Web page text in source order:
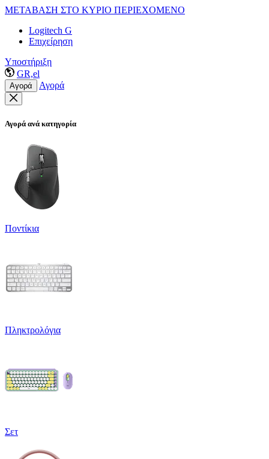
ΜΕΤΑΒΑΣΗ ΣΤΟ ΚΥΡΙΟ ΠΕΡΙΕΧΟΜΕΝΟ
Logitech G
Επιχείρηση
Υποστήριξη
GR,el
Αγορά Αγορά
Αγορά ανά κατηγορία
Ποντίκια
Πληκτρολόγια
Σετ